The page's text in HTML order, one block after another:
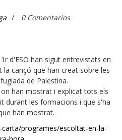
/ 0 Comentarios
d'ESO han sigut entrevistats en
cançó que han creat sobre les
de Palestina.
han mostrat i explicat tots els
durant les formacions i que s'ha
han mostrat.
programes/escoltat-en-la-